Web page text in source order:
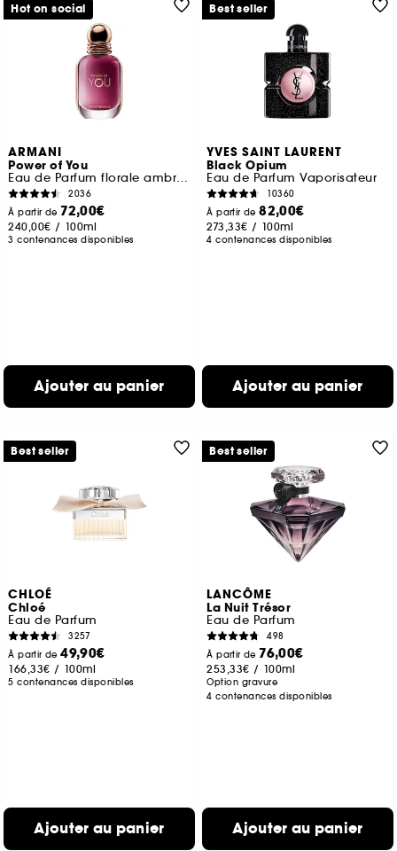
ARMANI
Power of You
Eau de Parfum florale ambrée fruitée pour femme
2036
À partir de 72,00€
240,00€ / 100ml
3 contenances disponibles
Ajouter au panier
Hot on social
YVES SAINT LAURENT
Black Opium
Eau de Parfum Vaporisateur
10360
À partir de82,00€
273,33€ / 100ml
4 contenances disponibles
Ajouter au panier
Best seller
CHLOÉ
Chloé
Eau de Parfum
3257
À partir de49,90€
166,33€ / 100ml
5 contenances disponibles
Ajouter au panier
Best seller
LANCÔME
La Nuit Trésor
Eau de Parfum
498
À partir de 76,00€
253,33€ / 100ml
Option gravure
4 contenances disponibles
Ajouter au panier
Best seller